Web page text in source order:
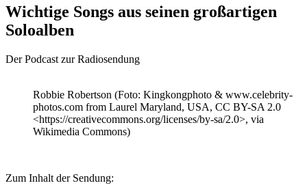
Wichtige Songs aus seinen großartigen
Soloalben
Der Podcast zur Radiosendung
Robbie Robertson (Foto: Kingkongphoto & www.celebrity-
photos.com from Laurel Maryland, USA, CC BY-SA 2.0
<https://creativecommons.org/licenses/by-sa/2.0>, via
Wikimedia Commons)
Zum Inhalt der Sendung: